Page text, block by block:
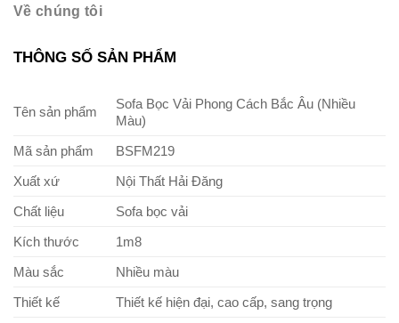
Về chúng tôi
THÔNG SỐ SẢN PHẨM
Tên sản phẩm
Sofa Bọc Vải Phong Cách Bắc Âu (Nhiều
Màu)
Mã sản phẩm
BSFM219
Xuất xứ
Nội Thất Hải Đăng
Chất liệu
Sofa bọc vải
Kích thước
1m8
Màu sắc
Nhiều màu
Thiết kế
Thiết kế hiện đại, cao cấp, sang trọng